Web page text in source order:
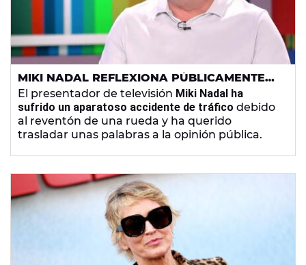
MIKI NADAL REFLEXIONA PÚBLICAMENTE
TRAS SUFRIR UN GRAVE ACCIDENTE
El presentador de televisión Miki Nadal ha
sufrido un aparatoso accidente de tráfico debido
al reventón de una rueda y ha querido
trasladar unas palabras a la opinión pública.